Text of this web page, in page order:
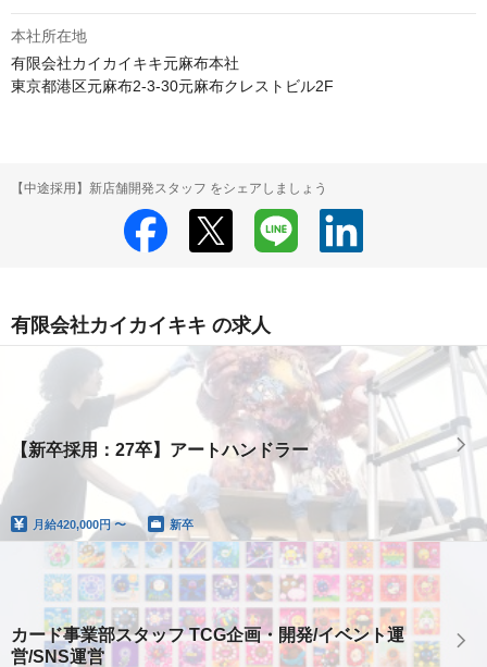
本社所在地
有限会社カイカイキキ元麻布本社
東京都港区元麻布2-3-30元麻布クレストビル2F
【中途採用】新店舗開発スタッフ をシェアしましょう
有限会社カイカイキキ の求人
【新卒採用：27卒】アートハンドラー
月給420,000円 〜 新卒
カード事業部スタッフ TCG企画・開発/イベント運
営/SNS運営